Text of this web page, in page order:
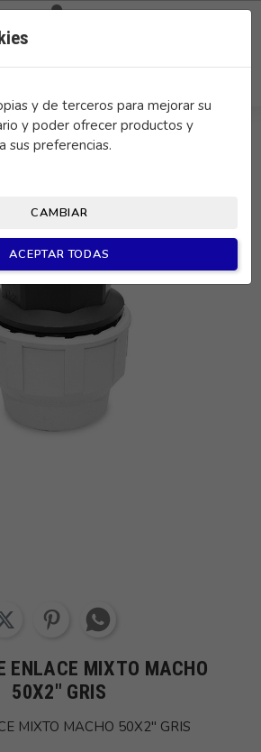
y de terceros para mejorar su
y poder ofrecer productos y
sus preferencias.
CAMBIAR
ACEPTAR TODAS
ENLACE MIXTO MACHO
50X2" GRIS
MIXTO MACHO 50X2" GRIS